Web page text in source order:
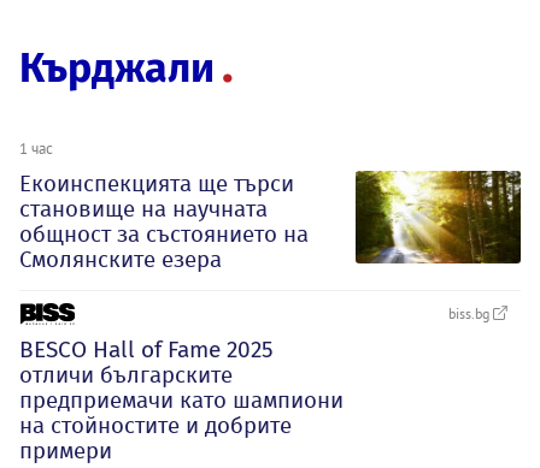
Кърджали
1 час
Екоинспекцията ще търси
становище на научната
общност за състоянието на
Смолянските езера
biss.bg
BESCO Hall of Fame 2025
отличи българските
предприемачи като шампиони
на стойностите и добрите
примери